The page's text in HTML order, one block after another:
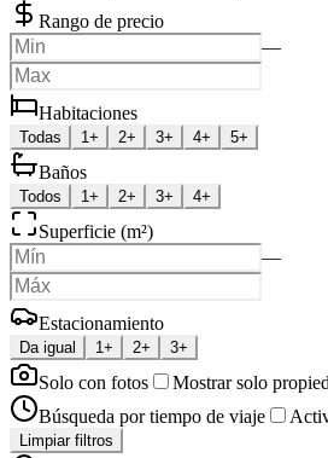
Rango de precio
—
Habitaciones
Todas 1+ 2+ 3+ 4+ 5+
Baños
Todos 1+ 2+ 3+ 4+
Superficie (m²)
—
Estacionamiento
Da igual 1+ 2+ 3+
Solo con fotos
Mostrar solo
Búsqueda por tiempo de viaje
Limpiar filtros